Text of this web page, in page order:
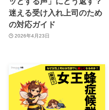
迷える受け入れ上司のため
の対応ガイド
2026年4月23日